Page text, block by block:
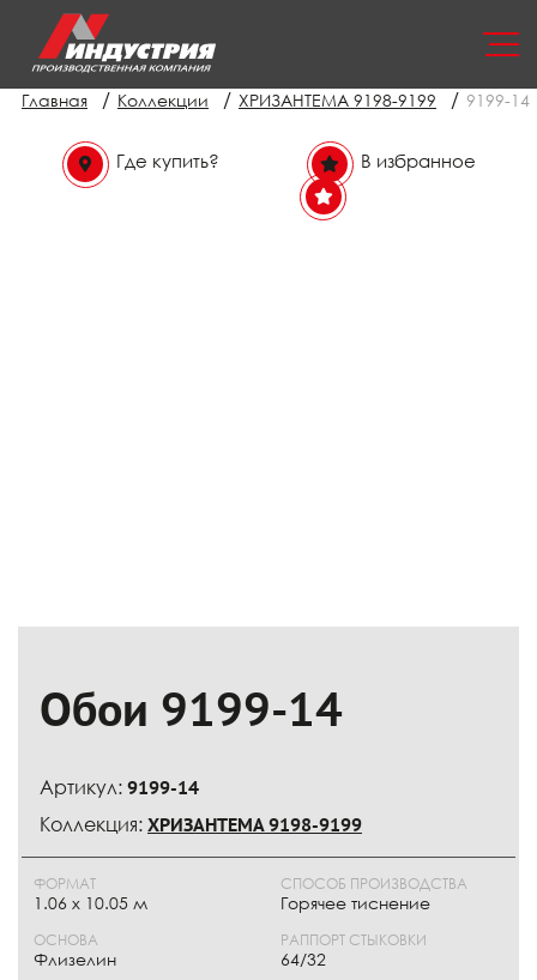
Главная / Коллекции / ХРИЗАНТЕМА 9198-9199 / 9199-14
Где купить? В избранное
Обои 9199-14
Артикул: 9199-14
Коллекция: ХРИЗАНТЕМА 9198-9199
ФОРМАТ
1.06 x 10.05 м
ОСНОВА
Флизелин
СПОСОБ ПРОИЗВОДСТВА
Горячее тиснение
РАППОРТ СТЫКОВКИ
64/32